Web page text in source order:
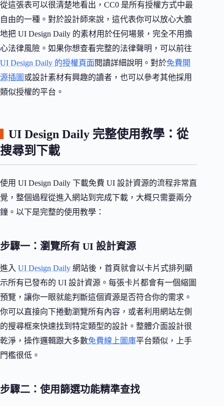
從這張表可以很清楚地看出，CC0 是所有授權方式中最
自由的一種。對於設計師來說，這代表你可以放心大膽
地把 UI Design Daily 的素材用於任何場景，完全不用擔
心法律風險。如果你想查看完整的法律聲明，可以前往
UI Design Daily 的授權頁面閱讀詳細說明。對於免費開
源插圖 或設計素材有興趣的讀者，也可以參考其他採用
類似授權的平台。
UI Design Daily 完整使用教學：從
搜尋到下載
使用 UI Design Daily 下載免費 UI 設計資源的流程非常直
覺，整個過程從進入網站到完成下載，大概只需要兩分
鐘。以下是完整的使用教學：
步驟一：瀏覽所有 UI 設計資源
進入 UI Design Daily 網站後，首頁就會以卡片式排列顯
示所有已發布的 UI 設計資源。每張卡片都會有一個縮圖
預覽，讓你一眼就能判斷這個資源是否符合你的需求。
你可以直接向下捲動瀏覽所有內容，或者利用網站左側
的搜尋框來快速找到特定類型的設計。整體介面設計很
乾淨，操作邏輯跟大多數免費線上圖庫平台類似，上手
門檻很低。
步驟二：使用篩選功能精準查找